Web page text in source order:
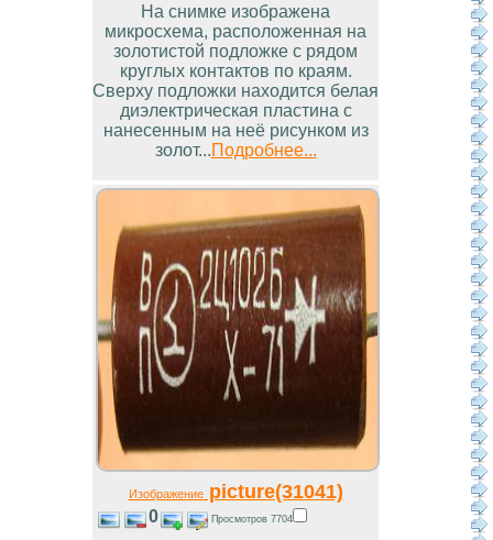
На снимке изображена
микросхема, расположенная на
золотистой подложке с рядом
круглых контактов по краям.
Сверху подложки находится белая
диэлектрическая пластина с
нанесенным на неё рисунком из
золот...Подробнее...
Изображениеpicture(31041)
0 Просмотров 7704